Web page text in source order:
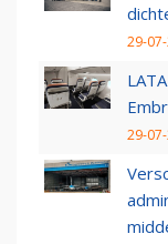
29-
29-